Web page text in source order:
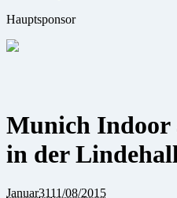
Hauptsponsor
Munich Indoor
in der
Januar3111/08/2015